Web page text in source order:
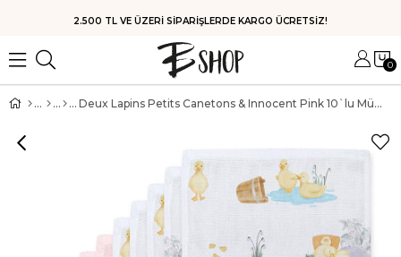
HIZLI KARGO
0
Deux Lapins Petits Canetons & Innocent Pink 10`lu Müslin Ağız Bezi Paketi